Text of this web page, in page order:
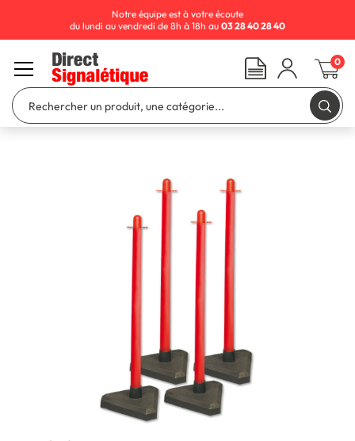
Notre équipe est à votre écoute
du lundi au vendredi de 8h à 18h au 03 28 40 28 40
0